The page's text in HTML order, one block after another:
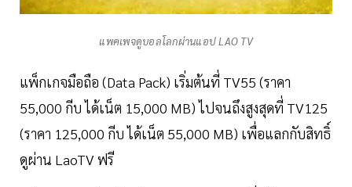
แพคเพจดูบอลโลกผ่านแอป LAO TV
แพ็กเกจมือถือ (Data Pack) เริ่มต้นที่ TV55 (ราคา
55,000 กีบ ได้เน็ต 15,000 MB) ไปจนถึงสูงสุดที่ TV125
(ราคา 125,000 กีบ ได้เน็ต 55,000 MB) เพื่อแลกกับสิทธิ์
ดูผ่าน LaoTV ฟรี